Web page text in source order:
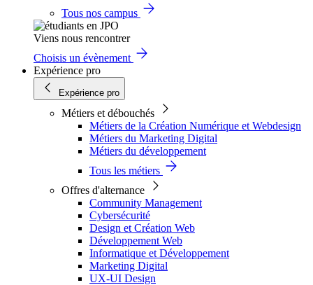
Tous nos campus
Viens nous rencontrer
Choisis un évènement
Expérience pro
Expérience pro
Métiers et débouchés
Métiers de la Création Numérique et Webdesign
Métiers du Marketing Digital
Métiers du développement
Tous les métiers
Offres d'alternance
Community Management
Cybersécurité
Design et Création Web
Développement Web
Informatique et Développement
Marketing Digital
UX-UI Design